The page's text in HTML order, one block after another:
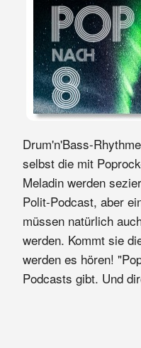
Drum'n'Bass-
selbst die mit
Meladin werden
Polit-Podcast, aber
müssen natürlich
werden. Kommt sie
werden es hören!
Podcasts gibt. Und